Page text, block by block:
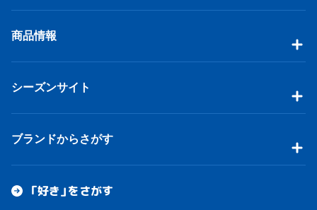
商品情報
シーズンサイト
ブランドからさがす
「好き」をさがす